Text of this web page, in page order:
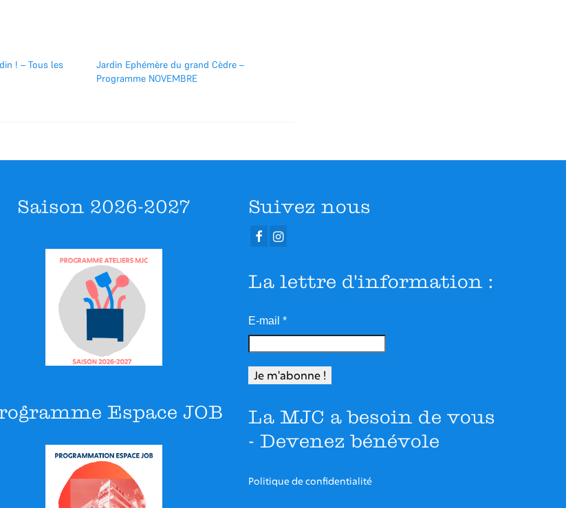
! – Tous les
Jardin Ephémère du grand Cèdre –
Programme NOVEMBRE
Saison 2026-2027
Espace JOB
Suivez nous
La lettre d'information :
E-mail *
La MJC a besoin de vous
- Devenez bénévole
Politique de confidentialité